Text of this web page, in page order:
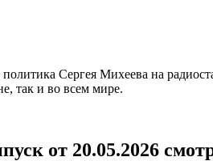
Сергея Михеева на
так и во всем мире.
от 20.05.2026